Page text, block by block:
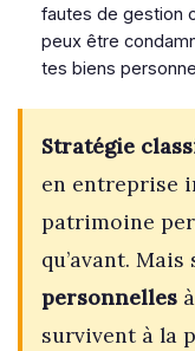
fautes de gestion
peux être
tes biens
Stratégie
en entreprise
patrimoine
qu’avant.
personnellesà
survivent à la